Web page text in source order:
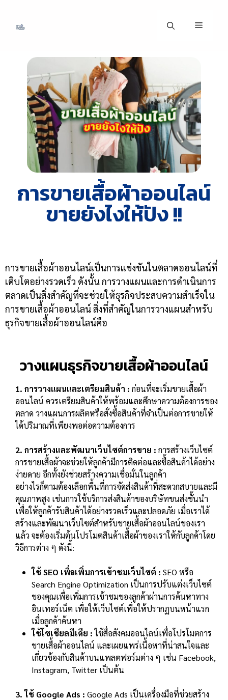
การขายเสื้อผ้าออนไลน์
ขายยังไงให้ปัง !!
การขายเสื้อผ้าออนไลน์เป็นการแข่งขันในตลาดออนไลน์ที่
เติบโตอย่างรวดเร็ว ดังนั้น การวางแผนและการดำเนินการ
ตลาดเป็นสิ่งสำคัญที่จะช่วยให้ธุรกิจประสบความสำเร็จใน
การขายเสื้อผ้าออนไลน์ สิ่งที่สำคัญในการวางแผนสำหรับ
ธุรกิจขายเสื้อผ้าออนไลน์คือ
วางแผนธุรกิจขายเสื้อผ้าออนไลน์
1. การวางแผนและเตรียมสินค้า : ก่อนที่จะเริ่มขายเสื้อผ้า
ออนไลน์ ควรเตรียมสินค้าให้พร้อมและศึกษาความต้องการของ
ตลาด วางแผนการผลิตหรือสั่งซื้อสินค้าที่จำเป็นต่อการขายให้
ได้ปริมาณที่เพียงพอต่อความต้องการ
2. การสร้างและพัฒนาเว็บไซต์การขาย : การสร้างเว็บไซต์
การขายเสื้อผ้าจะช่วยให้ลูกค้ามีการติดต่อและซื้อสินค้าได้อย่าง
ง่ายดาย อีกทั้งยังช่วยสร้างความเชื่อมั่นในลูกค้า
อย่างไรก็ตามต้องเลือกพื้นที่การจัดส่งสินค้าที่สะดวกสบายและมี
คุณภาพสูง เช่นการใช้บริการส่งสินค้าของบริษัทขนส่งชั้นนำ
เพื่อให้ลูกค้ารับสินค้าได้อย่างรวดเร็วและปลอดภัย เมื่อเราได้
สร้างและพัฒนาเว็บไซต์สำหรับขายเสื้อผ้าออนไลน์ของเรา
แล้ว จะต้องเริ่มต้นโปรโมตสินค้าเสื้อผ้าของเราให้กับลูกค้าโดย
วิธีการต่าง ๆ ดังนี้:
ใช้ SEO เพื่อเพิ่มการเข้าชมเว็บไซต์ : SEO หรือ
Search Engine Optimization เป็นการปรับแต่งเว็บไซต์
ของคุณเพื่อเพิ่มการเข้าชมของลูกค้าผ่านการค้นหาทาง
อินเทอร์เน็ต เพื่อให้เว็บไซต์เพื่อให้ปรากฏบนหน้าแรก
เมื่อลูกค้าค้นหา
ใช้โซเชียลมีเดีย :ใช้สื่อสังคมออนไลน์เพื่อโปรโมตการ
ขายเสื้อผ้าออนไลน์ และเผยแพร่เนื้อหาที่น่าสนใจและ
เกี่ยวข้องกับสินค้าบนแพลตฟอร์มต่าง ๆ เช่น Facebook,
Instagram, Twitter เป็นต้น
3. ใช้ Google Ads : Google Ads เป็นเครื่องมือที่ช่วยสร้าง